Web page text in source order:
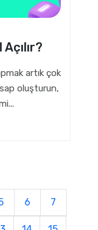
artık çok
oluşturun,
6 7